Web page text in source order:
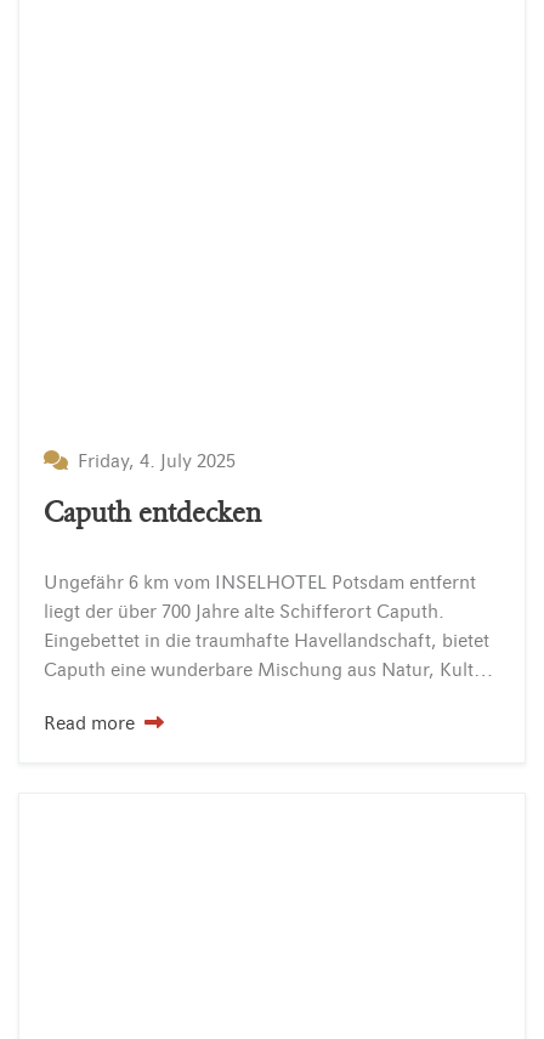
Friday, 4. July 2025
Caputh entdecken
Ungefähr 6 km vom INSELHOTEL Potsdam entfernt
liegt der über 700 Jahre alte Schifferort Caputh.
Eingebettet in die traumhafte Havellandschaft, bietet
Caputh eine wunderbare Mischung aus Natur, Kultur und maritimem Flair. Schon Albert Einstein wusste diese besondere Lage zu schätzen….
Read more